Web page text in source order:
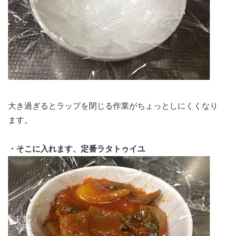
大き過ぎるとラップを閉じる作業がちょっとしにくくなり
ます。
・そこに入れます、定番ラタトゥイユ